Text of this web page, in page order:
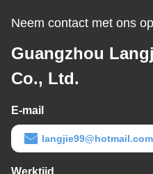
Neem contact met ons op
Guangzhou
Co., Ltd.
E-mail
langjie99@hotmail.com